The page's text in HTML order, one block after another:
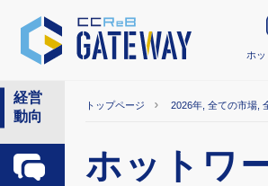
ホ
経営
動向
ホットワード分析
トップページ 2026年, 全ての市場,
ホットワ